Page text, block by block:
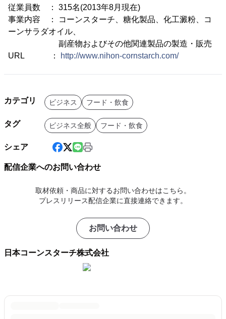
従業員数 ： 315名(2013年8月現在)
事業内容 ： コーンスターチ、糖化製品、化工澱粉、コ
ーンサラダオイル、
副産物およびその他関連製品の製造・販売
URL ：
http://www.nihon-cornstarch.com/
カテゴリ ビジネス フード・飲食
タグ ビジネス全般 フード・飲食
シェア
配信企業へのお問い合わせ
取材依頼・商品に対するお問い合わせはこちら。
プレスリリース配信企業に直接連絡できます。
お問い合わせ
日本コーンスターチ株式会社